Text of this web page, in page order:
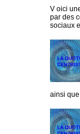
V oici
par des
sociaux
ainsi que